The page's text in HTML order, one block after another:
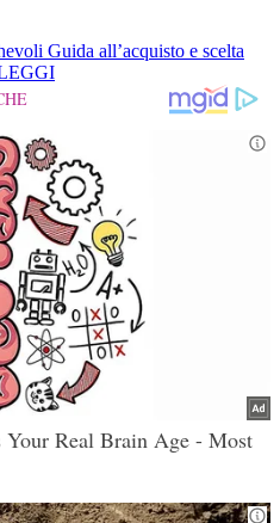
Guida all’acquisto e scelta